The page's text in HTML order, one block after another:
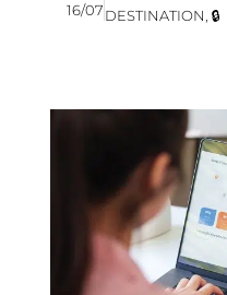
16/07DESTINATION, 🔒